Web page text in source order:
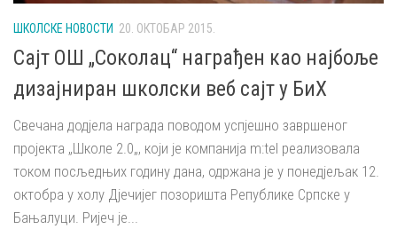
ШКОЛСКЕ НОВОСТИ 20. ОКТОБАР 2015.
Сајт ОШ „Соколац“ награђен као најбоље
дизајниран школски веб сајт у БиХ
Свечана додјела награда поводом успјешно завршеног
пројекта „Школе 2.0„, који је компанија m:tel реализовала
током посљедњих годину дана, одржана је у понедјељак 12.
октобра у холу Дјечијег позоришта Републике Српске у
Бањалуци. Ријеч је...